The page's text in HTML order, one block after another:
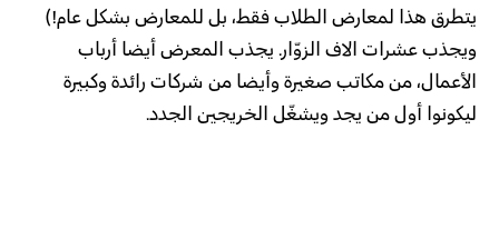
يتطرق هذا لمعارض الطلاب فقط، بل للمعارض بشكل عام!)
ويجذب عشرات الاف الزوّار. يجذب المعرض أيضا أرباب
الأعمال، من مكاتب صغيرة وأيضا من شركات رائدة وكبيرة
ليكونوا أول من يجد ويشغّل الخريجين الجدد.